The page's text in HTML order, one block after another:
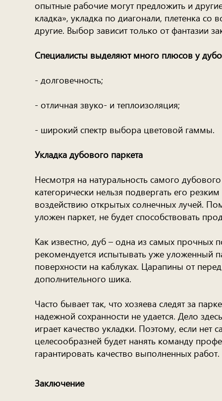
опытные рабочие могут предложить и
кладка», укладка по диагонали, плетенка со
другие. Выбор зависит только от фантазии
Специалисты выделяют много плюсов у
- долговечность;
- отличная звуко- и теплоизоляция;
- широкий спектр выбора цветовой гаммы.
Укладка дубового паркета
Несмотря на натуральность самого
категорически нельзя подвергать его
воздействию открытых солнечных лучей.
уложен паркет, не будет способствовать
Как известно, дуб – одна из самых прочных
рекомендуется испытывать уже уложенный
поверхности на каблуках. Царапины от
дополнительного шика.
Часто бывает так, что хозяева следят за
надежной сохранности не удается. Дело
играет качество укладки. Поэтому, если нет
целесообразней будет нанять команду
гарантировать качество выполненных работ.
Заключение